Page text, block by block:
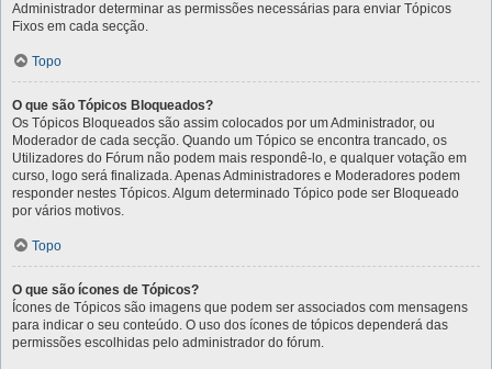
Administrador determinar as permissões necessárias para enviar Tópicos
Fixos em cada secção.
Topo
O que são Tópicos Bloqueados?
Os Tópicos Bloqueados são assim colocados por um Administrador, ou
Moderador de cada secção. Quando um Tópico se encontra trancado, os
Utilizadores do Fórum não podem mais respondê-lo, e qualquer votação em
curso, logo será finalizada. Apenas Administradores e Moderadores podem
responder nestes Tópicos. Algum determinado Tópico pode ser Bloqueado
por vários motivos.
Topo
O que são ícones de Tópicos?
Ícones de Tópicos são imagens que podem ser associados com mensagens
para indicar o seu conteúdo. O uso dos ícones de tópicos dependerá das
permissões escolhidas pelo administrador do fórum.